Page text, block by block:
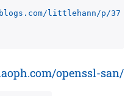
littlehann/p/37
openssl-san/